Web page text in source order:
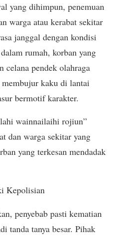
yang dihimpun, penemuan
warga atau kerabat sekitar
janggal dengan kondisi
rumah, korban yang
celana pendek olahraga
kaku di lantai
bermotif karakter.
wainnailaihi rojiun”
dan warga sekitar yang
yang terkesan mendadak
Kepolisian
penyebab pasti kematian
tanda tanya besar. Pihak